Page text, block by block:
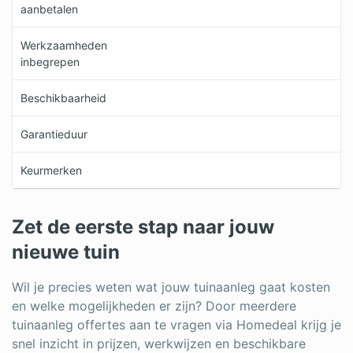
aanbetalen
Werkzaamheden
inbegrepen
Beschikbaarheid
Garantieduur
Keurmerken
Zet de eerste stap naar jouw
nieuwe tuin
Wil je precies weten wat jouw tuinaanleg gaat kosten
en welke mogelijkheden er zijn? Door meerdere
tuinaanleg offertes aan te vragen via Homedeal krijg je
snel inzicht in prijzen, werkwijzen en beschikbare